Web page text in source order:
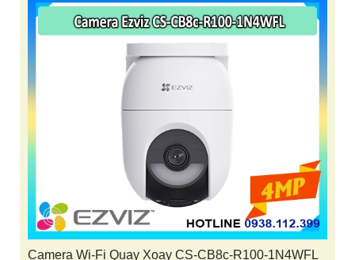
Camera Wi-Fi Quay Xoay CS-CB8c-R100-1N4WFL